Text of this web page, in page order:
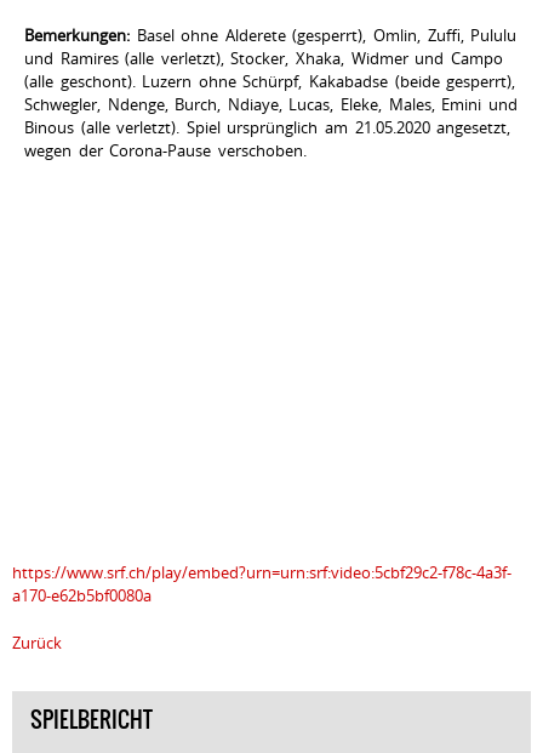
Bemerkungen: Basel ohne Alderete (gesperrt), Omlin, Zuffi, Pululu
und Ramires (alle verletzt), Stocker, Xhaka, Widmer und Campo
(alle geschont). Luzern ohne Schürpf, Kakabadse (beide gesperrt),
Schwegler, Ndenge, Burch, Ndiaye, Lucas, Eleke, Males, Emini und
Binous (alle verletzt). Spiel ursprünglich am 21.05.2020 angesetzt,
wegen der Corona-Pause verschoben.
https://www.srf.ch/play/embed?urn=urn:srf:video:5cbf29c2-f78c-4a3f-
a170-e62b5bf0080a
Zurück
SPIELBERICHT